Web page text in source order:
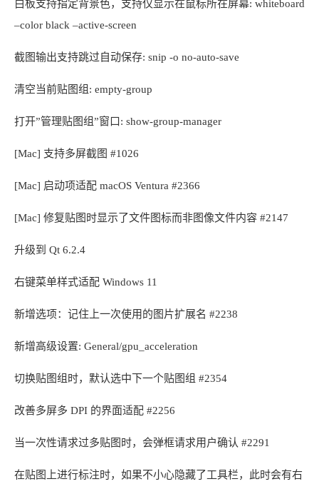
白板支持指定背景色，支持仅显示在鼠标所在屏幕: whiteboard
–color black –active-screen
截图输出支持跳过自动保存: snip -o no-auto-save
清空当前贴图组: empty-group
打开”管理贴图组”窗口: show-group-manager
[Mac] 支持多屏截图 #1026
[Mac] 启动项适配 macOS Ventura #2366
[Mac] 修复贴图时显示了文件图标而非图像文件内容 #2147
升级到 Qt 6.2.4
右键菜单样式适配 Windows 11
新增选项：记住上一次使用的图片扩展名 #2238
新增高级设置: General/gpu_acceleration
切换贴图组时，默认选中下一个贴图组 #2354
改善多屏多 DPI 的界面适配 #2256
当一次性请求过多贴图时，会弹框请求用户确认 #2291
在贴图上进行标注时，如果不小心隐藏了工具栏，此时会有右